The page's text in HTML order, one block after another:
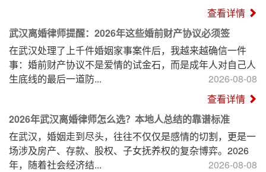
查看详情
武汉离婚律师提醒：2026年这些婚前财产协议必须签
在武汉处理了上千件婚姻家事案件后，我越来越确信一件
事：婚前财产协议不是爱情的试金石，而是成年人对自己人
生底线的最后一道防...
2026-08-08
查看详情
2026年武汉离婚律师怎么选？本地人总结的靠谱标准
在武汉，婚姻走到尽头，往往不仅仅是感情的切割，更是一
场涉及房产、存款、股权、子女抚养权的复杂博弈。2026
年，随着社会经济结...
2026-08-08